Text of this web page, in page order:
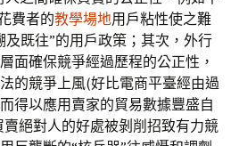
費者的教學場地用戶粘性使之難
及既往”的用戶政策；其次，外行
面確保競爭經過歷程的公正性，
的競爭上風(好比電商平臺經由過
得以應用賣家的貿易數據豐盛自
絕對人的好處被剝削招致有力競